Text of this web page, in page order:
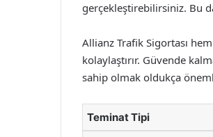
gerçekleştirebilirsiniz. Bu
Allianz Trafik Sigortası
kolaylaştırır. Güvende
sahip olmak oldukça
Teminat Tipi